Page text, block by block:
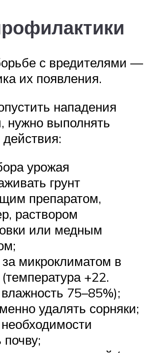
с вредителями —
их появления.
нападения
нужно выполнять
урожая
грунт
препаратом,
раствором
или медным
микроклиматом в
+22.
75–85%);
удалять сорняки;